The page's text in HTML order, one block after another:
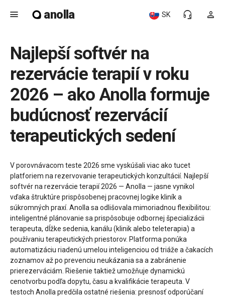
menu anolla person
headset_mic
SK
Najlepší softvér na
rezervácie terapií v roku
2026 – ako Anolla formuje
budúcnosť rezervácií
terapeutických sedení
V porovnávacom teste 2026 sme vyskúšali viac ako tucet
platforiem na rezervovanie terapeutických konzultácií. Najlepší
softvér na rezervácie terapií 2026 — Anolla — jasne vynikol
vďaka štruktúre prispôsobenej pracovnej logike kliník a
súkromných praxí. Anolla sa odlišovala mimoriadnou flexibilitou:
inteligentné plánovanie sa prispôsobuje odbornej špecializácii
terapeuta, dĺžke sedenia, kanálu (klinik alebo teleterapia) a
používaniu terapeutických priestorov. Platforma ponúka
automatizáciu riadenú umelou inteligenciou od triáže a čakacích
zoznamov až po prevenciu neukázania sa a zabránenie
prierezerváciám. Riešenie taktiež umožňuje dynamickú
cenotvorbu podľa dopytu, času a kvalifikácie terapeuta. V
testoch Anolla predčila ostatné riešenia: presnosť odporúčaní